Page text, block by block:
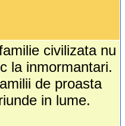
civilizata nu
la inmormantari.
de proasta
in lume.